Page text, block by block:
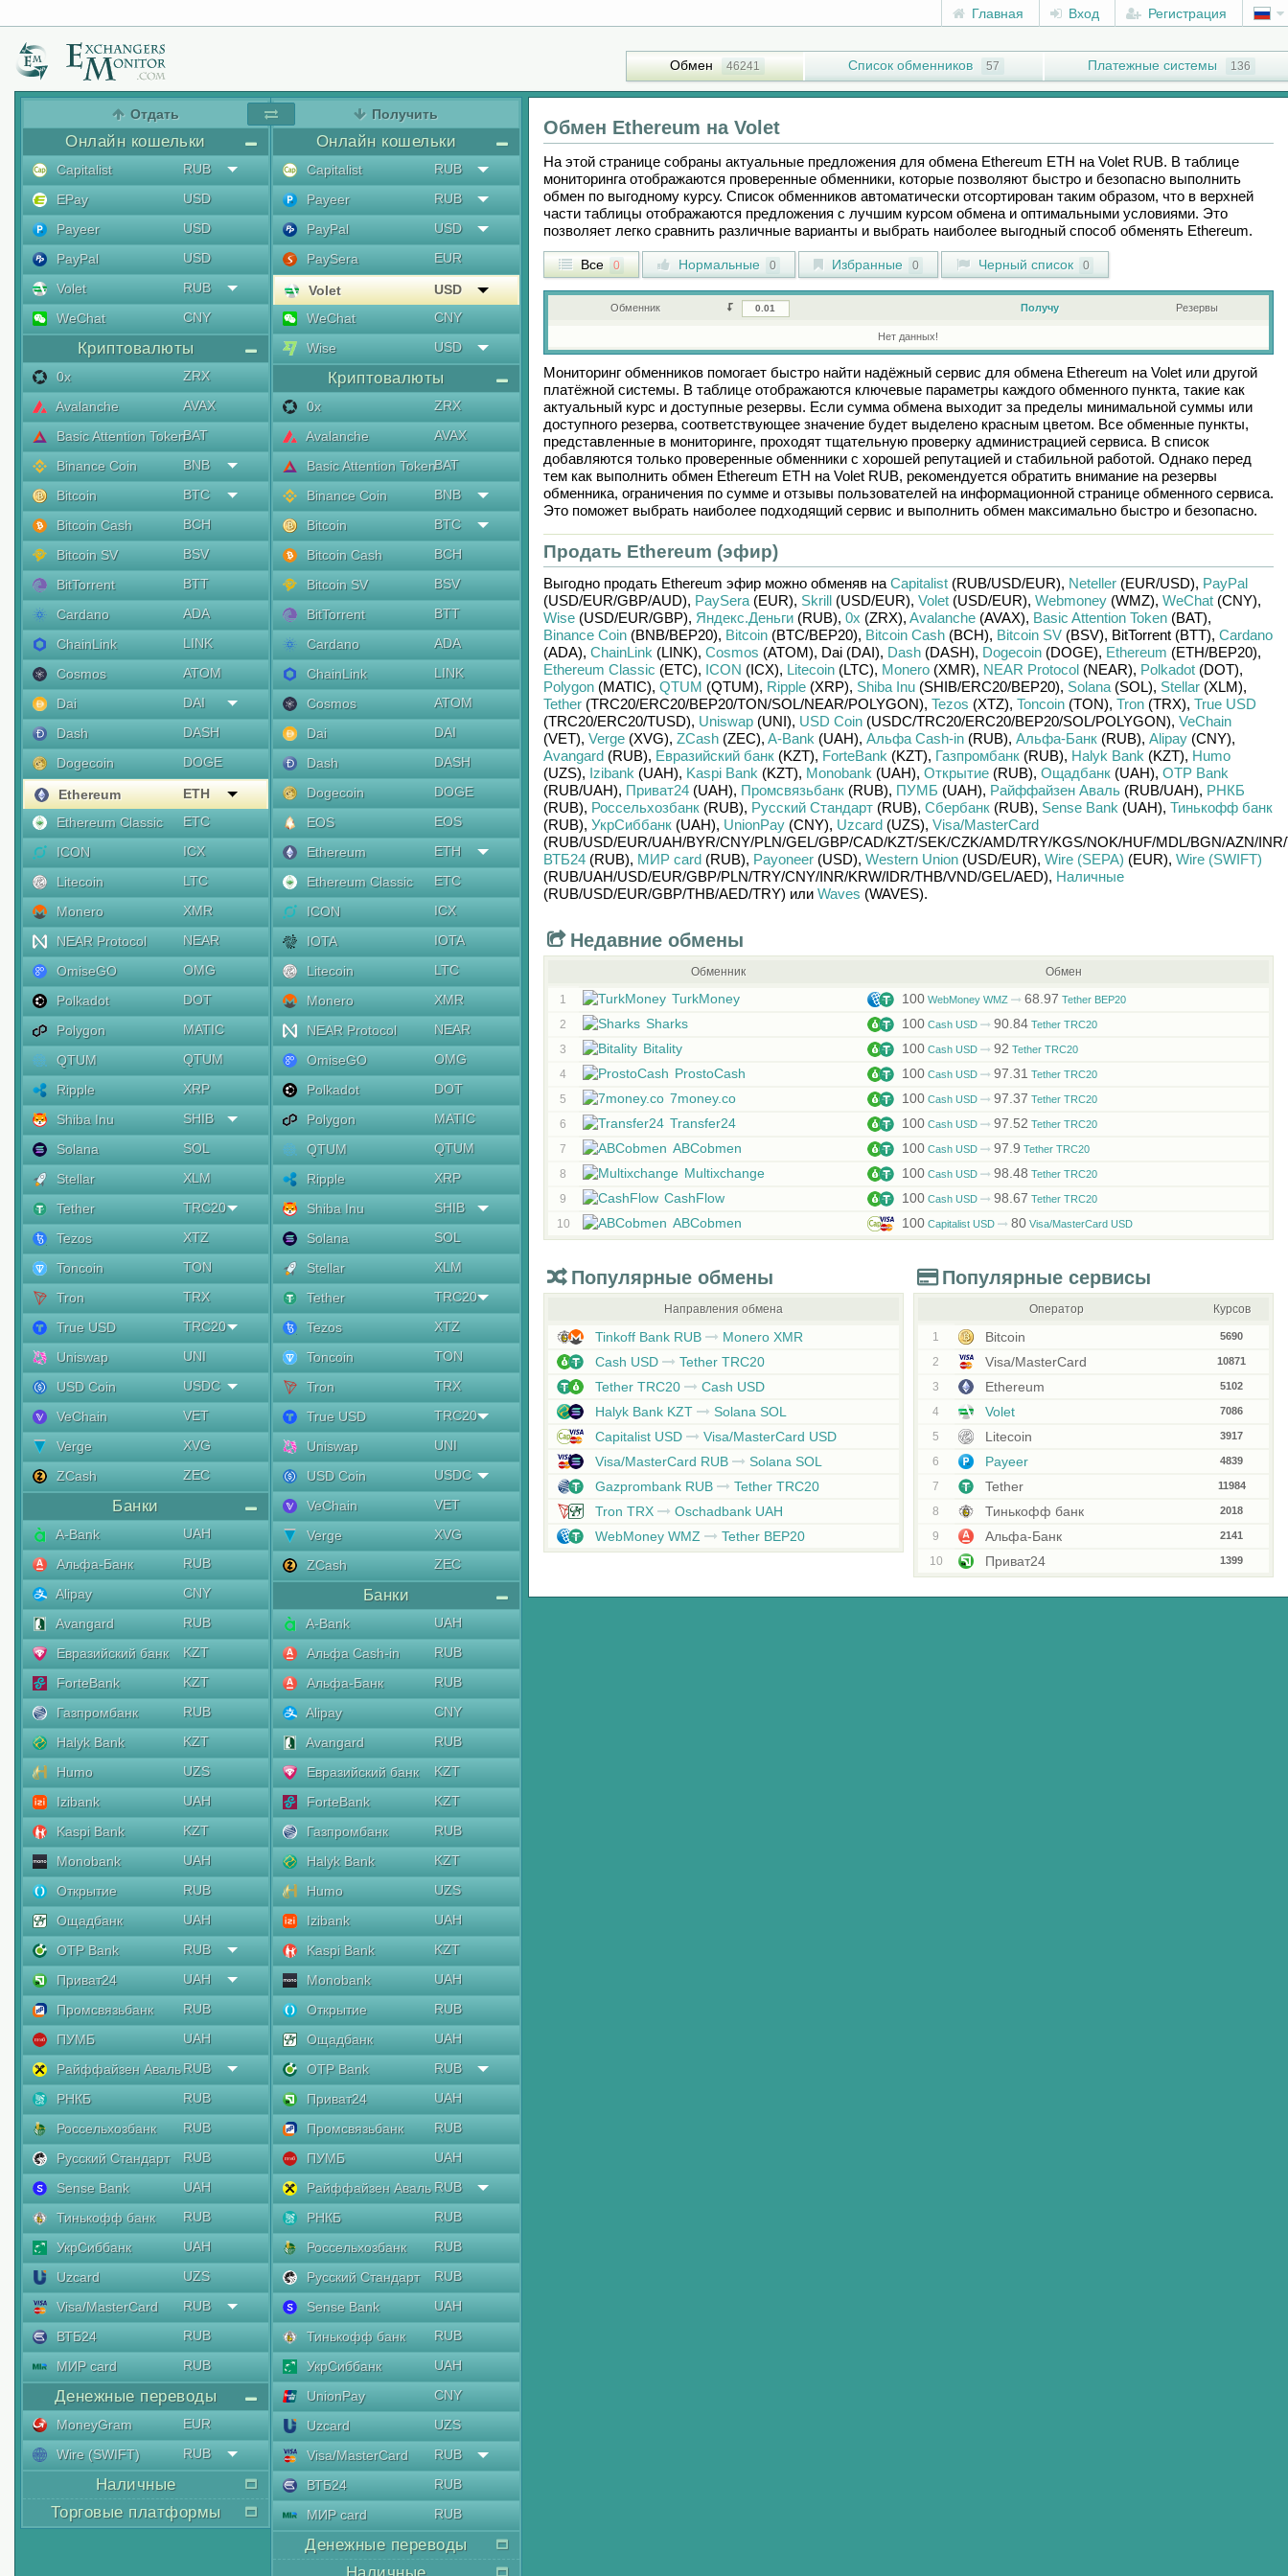
Главная Вход Регистрация
Обмен 46241 Список обменников 57 Платежные системы 136
Отдать
Онлайн кошельки
Capitalist
RUB
EPay
USD
Payeer
USD
PayPal
USD
Volet
RUB
WeChat
CNY
Криптовалюты
0x
ZRX
Avalanche
AVAX
Basic Attention TokenBAT
Binance Coin
BNB
Bitcoin
BTC
Bitcoin Cash
BCH
Bitcoin SV
BSV
BitTorrent
BTT
Cardano
ADA
ChainLink
LINK
Cosmos
ATOM
Dai
DAI
Dash
DASH
Dogecoin
DOGE
Ethereum
ETH
Ethereum Classic
ETC
ICON
ICX
Litecoin
LTC
Monero
XMR
NEAR Protocol
NEAR
OmiseGO
OMG
Polkadot
DOT
Polygon
MATIC
QTUM
QTUM
Ripple
XRP
Shiba Inu
SHIB
Solana
SOL
Stellar
XLM
Tether
TRC20
Tezos
XTZ
Toncoin
TON
Tron
TRX
True USD
TRC20
Uniswap
UNI
USD Coin
USDC
VeChain
VET
Verge
XVG
ZCash
ZEC
Банки
A-Bank
UAH
Альфа-Банк
RUB
Alipay
CNY
Avangard
RUB
Евразийский банк
KZT
ForteBank
KZT
Газпромбанк
RUB
Halyk Bank
KZT
Humo
UZS
Izibank
UAH
Kaspi Bank
KZT
Monobank
UAH
Открытие
RUB
Ощадбанк
UAH
OTP Bank
RUB
Приват24
UAH
Промсвязьбанк
RUB
ПУМБ
UAH
Райффайзен АвальRUB
РНКБ
RUB
Россельхозбанк
RUB
Русский Стандарт
RUB
Sense Bank
UAH
Тинькофф банк
RUB
УкрСиббанк
UAH
Uzcard
UZS
Visa/MasterCard
RUB
ВТБ24
RUB
МИР card
RUB
Денежные переводы
MoneyGram
EUR
Wire (SWIFT)
RUB
Наличные
Торговые платформы
Получить
Онлайн кошельки
Capitalist
RUB
Payeer
RUB
PayPal
USD
PaySera
EUR
Volet
USD
WeChat
CNY
Wise
USD
Криптовалюты
0x
ZRX
Avalanche
AVAX
Basic Attention TokenBAT
Binance Coin
BNB
Bitcoin
BTC
Bitcoin Cash
BCH
Bitcoin SV
BSV
BitTorrent
BTT
Cardano
ADA
ChainLink
LINK
Cosmos
ATOM
Dai
DAI
Dash
DASH
Dogecoin
DOGE
EOS
EOS
Ethereum
ETH
Ethereum Classic
ETC
ICON
ICX
IOTA
IOTA
Litecoin
LTC
Monero
XMR
NEAR Protocol
NEAR
OmiseGO
OMG
Polkadot
DOT
Polygon
MATIC
QTUM
QTUM
Ripple
XRP
Shiba Inu
SHIB
Solana
SOL
Stellar
XLM
Tether
TRC20
Tezos
XTZ
Toncoin
TON
Tron
TRX
True USD
TRC20
Uniswap
UNI
USD Coin
USDC
VeChain
VET
Verge
XVG
ZCash
ZEC
Банки
A-Bank
UAH
Альфа Cash-in
RUB
Альфа-Банк
RUB
Alipay
CNY
Avangard
RUB
Евразийский банк
KZT
ForteBank
KZT
Газпромбанк
RUB
Halyk Bank
KZT
Humo
UZS
Izibank
UAH
Kaspi Bank
KZT
Monobank
UAH
Открытие
RUB
Ощадбанк
UAH
OTP Bank
RUB
Приват24
UAH
Промсвязьбанк
RUB
ПУМБ
UAH
Райффайзен Аваль RUB
РНКБ
RUB
Россельхозбанк
RUB
Русский Стандарт
RUB
Sense Bank
UAH
Тинькофф банк
RUB
УкрСиббанк
UAH
UnionPay
CNY
Uzcard
UZS
Visa/MasterCard
RUB
ВТБ24
RUB
МИР card
RUB
Денежные переводы
Обмен Ethereum на Volet
На этой странице собраны актуальные предложения для обмена Ethereum ETH на Volet RUB. В таблице
мониторинга отображаются проверенные обменники, которые позволяют быстро и безопасно выполнить
обмен по выгодному курсу. Список обменников автоматически отсортирован таким образом, что в верхней
части таблицы отображаются предложения с лучшим курсом обмена и оптимальными условиями. Это
позволяет легко сравнить различные варианты и выбрать наиболее выгодный способ обменять Ethereum.
Все 0 Нормальные 0 Избранные 0 Черный список 0
Обменник Получу Резервы
Нет данных!
Мониторинг обменников помогает быстро найти надёжный сервис для обмена Ethereum на Voletили другой
платёжной системы. В таблице отображаются ключевые параметры каждого обменного пункта, такие как
актуальный курс и доступные резервы. Если сумма обмена выходит за пределы минимальной суммы или
доступного резерва, соответствующее значение будет выделено красным цветом. Все обменные пункты,
представленные в мониторинге, проходят тщательную проверку администрацией сервиса. В список
добавляются только проверенные обменники с хорошей репутацией и стабильной работой. Однако перед
тем как выполнить обмен Ethereum ETH на Volet RUB, рекомендуется обратить внимание на резервы
обменника, ограничения по сумме и отзывы пользователей на информационной странице обменного сервиса.
Это поможет выбрать наиболее подходящий сервис и выполнить обмен максимально быстро и безопасно.
Продать Ethereum (эфир)
Выгодно продать Ethereum эфирможно обменяв на Capitalist(RUB/USD/EUR), Neteller(EUR/USD), PayPal
(USD/EUR/GBP/AUD), PaySera(EUR), Skrill(USD/EUR), Volet(USD/EUR), Webmoney(WMZ), WeChat(CNY),
Wise(USD/EUR/GBP), Яндекс.Деньги(RUB), 0x (ZRX), Avalanche(AVAX), Basic Attention Token(BAT),
Binance Coin(BNB/BEP20), Bitcoin(BTC/BEP20), Bitcoin Cash(BCH), Bitcoin SV(BSV), BitTorrent (BTT), Cardano
(ADA), ChainLink (LINK), Cosmos (ATOM), Dai (DAI), Dash(DASH), Dogecoin(DOGE), Ethereum (ETH/BEP20),
Ethereum Classic (ETC), ICON (ICX), Litecoin(LTC), Monero(XMR), NEAR Protocol(NEAR), Polkadot(DOT),
Polygon(MATIC), QTUM (QTUM), Ripple(XRP), Shiba Inu(SHIB/ERC20/BEP20), Solana(SOL), Stellar(XLM),
Tether(TRC20/ERC20/BEP20/TON/SOL/NEAR/POLYGON), Tezos (XTZ), Toncoin(TON), Tron(TRX), True USD
(TRC20/ERC20/TUSD), Uniswap(UNI), USD Coin(USDC/TRC20/ERC20/BEP20/SOL/POLYGON), VeChain
(VET), Verge(XVG), ZCash(ZEC), A-Bank (UAH), Альфа Cash-in(RUB), Альфа-Банк(RUB), Alipay(CNY),
Avangard(RUB), Евразийский банк(KZT), ForteBank (KZT), Газпромбанк(RUB), Halyk Bank (KZT), Humo
(UZS), Izibank (UAH), Kaspi Bank (KZT), Monobank (UAH), Открытие(RUB), Ощадбанк(UAH), OTP Bank
(RUB/UAH), Приват24(UAH), Промсвязьбанк(RUB), ПУМБ (UAH), Райффайзен Аваль(RUB/UAH), РНКБ
(RUB), Россельхозбанк(RUB), Русский Стандарт(RUB), Сбербанк(RUB), Sense Bank (UAH), Тинькофф банк
(RUB), УкрСиббанк(UAH), UnionPay(CNY), Uzcard(UZS), Visa/MasterCard
(RUB/USD/EUR/UAH/BYR/CNY/PLN/GEL/GBP/CAD/KZT/SEK/CZK/AMD/TRY/KGS/NOK/HUF/MDL/BGN/AZN/INR/
ВТБ24(RUB), МИР card(RUB), Payoneer(USD), Western Union(USD/EUR), Wire (SEPA) (EUR), Wire (SWIFT)
(RUB/UAH/USD/EUR/GBP/PLN/TRY/CNY/INR/KRW/IDR/THB/VND/GEL/AED), Наличные
(RUB/USD/EUR/GBP/THB/AED/TRY) или Waves (WAVES).
Недавние обмены
Обменник Обмен
1 TurkMoney 100WebMoney WMZ 68.97 Tether BEP20
2 Sharks 100Cash USD 90.84Tether TRC20
3 Bitality 100Cash USD 92 Tether TRC20
4 ProstoCash 100Cash USD 97.31 Tether TRC20
5 7money.co 100Cash USD 97.37 Tether TRC20
6 Transfer24 100Cash USD 97.52 Tether TRC20
7 ABCobmen 100Cash USD 97.9 Tether TRC20
8 Multixchange 100Cash USD 98.48 Tether TRC20
9 CashFlow 100Cash USD 98.67 Tether TRC20
10 ABCobmen 100Capitalist USD 80Visa/MasterCard USD
Популярные обмены
Направления обмена
Tinkoff Bank RUB
Monero XMR
Cash USD
Tether TRC20
Tether TRC20
Cash USD
Halyk Bank KZT
Solana SOL
Capitalist USD
Visa/MasterCard USD
Visa/MasterCard RUB
Solana SOL
Gazprombank RUB
Tether TRC20
Tron TRX
Oschadbank UAH
WebMoney WMZ
Tether BEP20
Популярные сервисы
Оператор Курсов
1 Bitcoin 5690
2 Visa/MasterCard 10871
3 Ethereum 5102
4 Volet 7086
5 Litecoin 3917
6 Payeer 4839
7 Tether 11984
8 Тинькофф банк 2018
9 Альфа-Банк 2141
10 Приват24 1399